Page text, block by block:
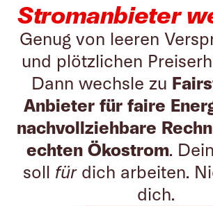
Stromanbieter
Genug von leeren
und plötzlichen
Dann wechsle zu
Anbieter für faire
nachvollziehbare
echten Ökostrom.
soll fürdich arbeiten.
dich.